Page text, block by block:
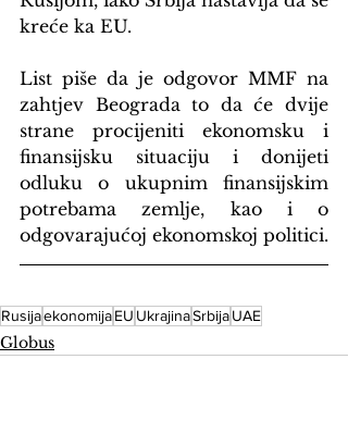
kreće ka EU.
List piše da je odgovor MMF na
zahtjev Beograda to da će dvije
strane procijeniti ekonomsku i
finansijsku situaciju i donijeti
odluku o ukupnim finansijskim
potrebama zemlje, kao i o
odgovarajućoj ekonomskoj politici.
RusijaekonomijaEU UkrajinaSrbijaUAE
Globus